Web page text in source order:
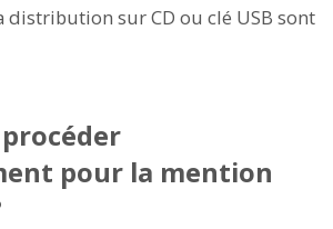
distribution sur CD ou clé USB sont
pour la mention